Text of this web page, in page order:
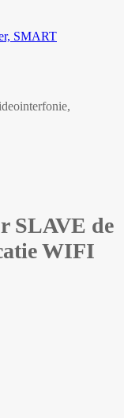
SMART
SLAVE de
WIFI